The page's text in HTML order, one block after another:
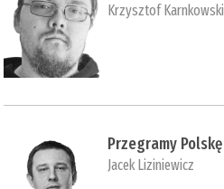
Krzysztof Karnkowski
Przegramy Polskę
Jacek Liziniewicz